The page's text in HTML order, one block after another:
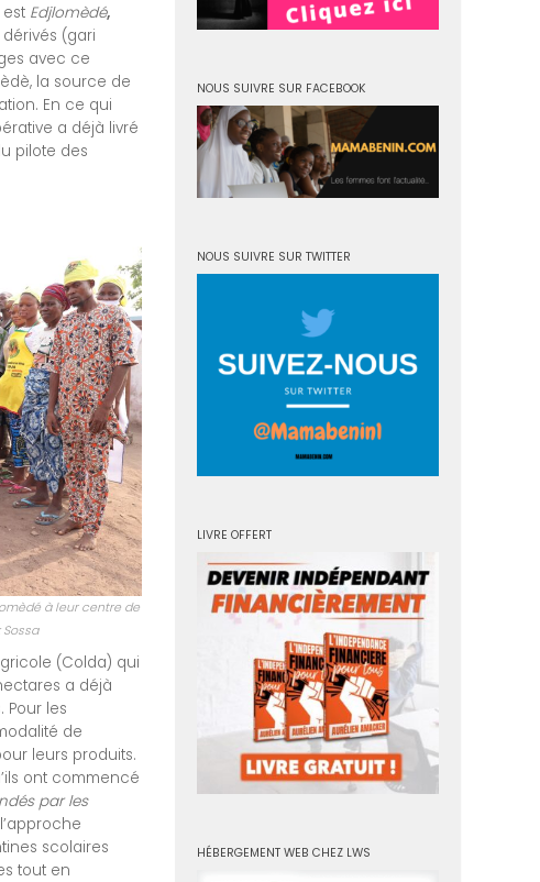
Edjlomèdé,
(gari
avec ce
la source de
En ce qui
a déjà livré
pilote des
à leur centre de
(Colda) qui
a déjà
Pour les
de
leurs produits.
ont commencé
par les
scolaires
tout en
NOUS SUIVRE SUR FACEBOOK
NOUS SUIVRE SUR TWITTER
LIVRE OFFERT
HÉBERGEMENT WEB CHEZ LWS